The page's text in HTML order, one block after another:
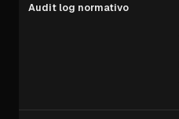
Audit log normativo